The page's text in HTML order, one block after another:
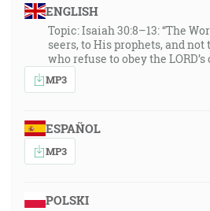
ENGLISH
Topic: Isaiah 30:8–13: “The
seers, to His prophets, and
who refuse to obey the LORD’s
MP3
ESPAÑOL
MP3
POLSKI